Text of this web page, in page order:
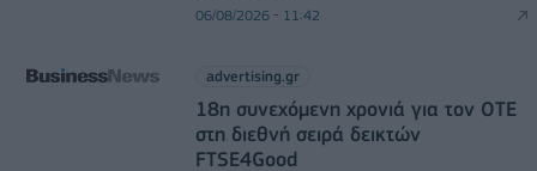
06/08/2026 - 11:42
advertising.gr
18η συνεχόμενη χρονιά για τον ΟΤΕ
στη διεθνή σειρά δεικτών
FTSE4Good